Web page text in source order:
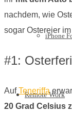
iPhone
Remote Work
nachdem, wie
sogar Ostereier
#1:
AufTeneriffa
20 Grad Celsius